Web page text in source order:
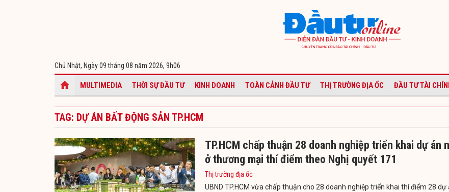
Chủ Nhật, Ngày 09 tháng 08 năm 2026, 9h06
MULTIMEDIA THỜI SỰ ĐẦU TƯ KINH DOANH TOÀN CẢNH ĐẦU TƯ THỊ TRƯỜNG ĐỊA ỐC ĐẦU TƯ TÀI
TAG: DỰ ÁN BẤT ĐỘNG SẢN TP.HCM
TP.HCM chấp thuận 28 doanh nghiệp triển khai dự án
ở thương mại thí điểm theo Nghị quyết 171
Thị trường địa ốc
UBND TP.HCM vừa chấp thuận cho 28 doanh nghiệp triển khai thí điểm 28 dự